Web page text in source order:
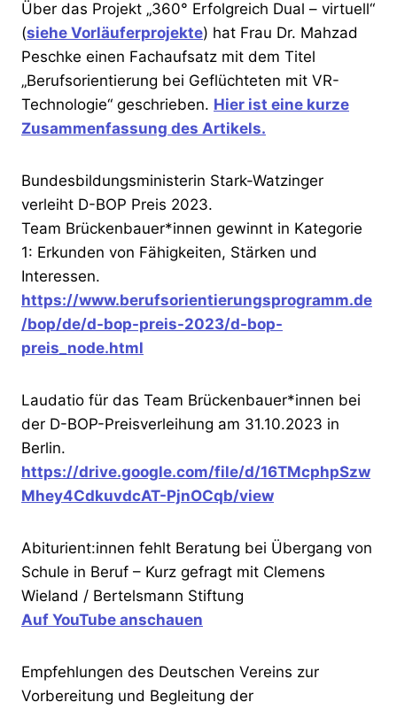
Über das Projekt „360° Erfolgreich Dual – virtuell“
(siehe Vorläuferprojekte) hat Frau Dr. Mahzad
Peschke einen Fachaufsatz mit dem Titel
„Berufsorientierung bei Geflüchteten mit VR-
Technologie“ geschrieben. Hier ist eine kurze
Zusammenfassung des Artikels.
Bundesbildungsministerin Stark-Watzinger
verleiht D-BOP Preis 2023.
Team Brückenbauer*innen gewinnt in Kategorie
1: Erkunden von Fähigkeiten, Stärken und
Interessen.
https://www.berufsorientierungsprogramm.de
/bop/de/d-bop-preis-2023/d-bop-
preis_node.html
Laudatio für das Team Brückenbauer*innen bei
der D-BOP-Preisverleihung am 31.10.2023 in
Berlin.
https://drive.google.com/file/d/16TMcphpSzw
Mhey4CdkuvdcAT-PjnOCqb/view
Abiturient:innen fehlt Beratung bei Übergang von
Schule in Beruf – Kurz gefragt mit Clemens
Wieland / Bertelsmann Stiftung
Auf YouTube anschauen
Empfehlungen des Deutschen Vereins zur
Vorbereitung und Begleitung der